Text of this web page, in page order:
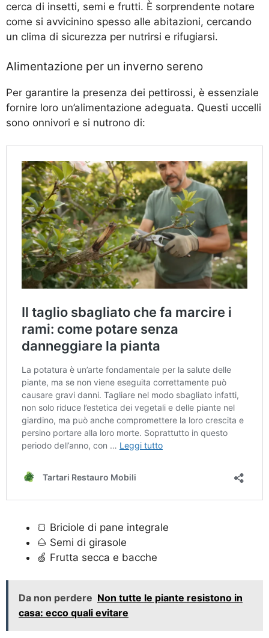
cerca di insetti, semi e frutti. È sorprendente notare
come si avvicinino spesso alle abitazioni, cercando
un clima di sicurezza per nutrirsi e rifugiarsi.
Alimentazione per un inverno sereno
Per garantire la presenza dei pettirossi, è essenziale
fornire loro un’alimentazione adeguata. Questi uccelli
sono onnivori e si nutrono di:
🍞 Briciole di pane integrale
🌰 Semi di girasole
🍏 Frutta secca e bacche
Da non perdere Non tutte le piante resistono in
casa: ecco quali evitare